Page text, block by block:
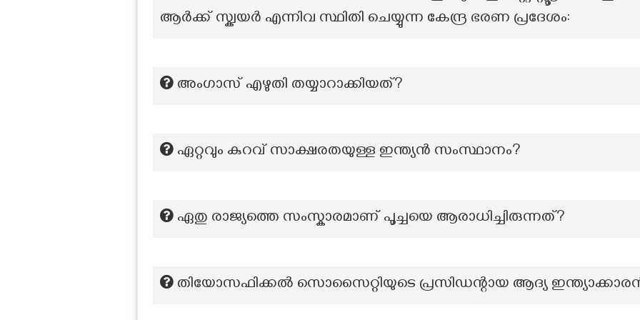
ആർക്ക് സ്ക്വയർ എന്നിവ സ്ഥിതി ചെയ്യുന്ന കേന്ദ്ര ഭരണ പ്രദേശം:
അംഗാസ് എഴുതി തയ്യാറാക്കിയത്?
ഏറ്റവും കുറവ് സാക്ഷരതയുള്ള ഇന്ത്യൻ സംസ്ഥാനം?
ഏതു രാജ്യത്തെ സംസ്കാരമാണ് പൂച്ചയെ ആരാധിച്ചിരുന്നത്?
തിയോസഫിക്കൽ സൊസൈറ്റിയുടെ പ്രസിഡന്റായ ആദ്യ